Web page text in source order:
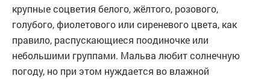
крупные соцветия белого, жёлтого, розового,
голубого, фиолетового или сиреневого цвета, как
правило, распускающиеся поодиночке или
небольшими группами. Мальва любит солнечную
погоду, но при этом нуждается во влажной